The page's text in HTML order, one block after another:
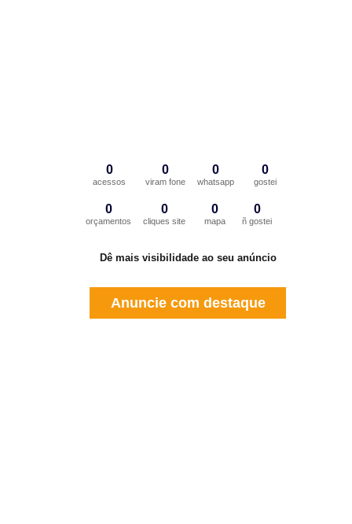
0
acessos
0
viram fone
0
whatsapp
0
gostei
0
orçamentos
0
cliques site
0
mapa
0
ñ gostei
Dê mais visibilidade ao seu anúncio
Anuncie com destaque